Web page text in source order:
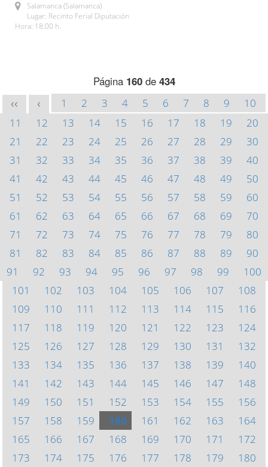
Salamanca (Salamanca)
Lugar: Recinto Ferial Diputación
Hora: 18:00 h.
Página 160de 434
<< < 1 2 3 4 5 6 7 8 9
10
11
12 13 14 15 16 17 18 19
20
21
22 23 24 25 26 27 28 29
30
31
32 33 34 35 36 37 38 39
40
41
42 43 44 45 46 47 48 49
50
51
52 53 54 55 56 57 58 59
60
61
62 63 64 65 66 67 68 69
70
71
72 73 74 75 76 77 78 79
80
81
82 83 84 85 86 87 88 89
90
91
92 93 94 95 96 97 98 99
100
101
102 103 104 105 106 107
108
109
110 111 112 113 114 115
116
117
118 119 120 121 122 123
124
125
126 127 128 129 130 131
132
133
134 135 136 137 138 139
140
141
142 143 144 145 146 147
148
149
150 151 152 153 154 155
156
157
158 159 160 161 162 163
164
165
166 167 168 169 170 171
172
173
174 175 176 177 178 179
180